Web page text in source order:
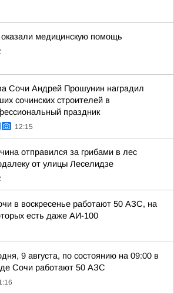
медицинскую помощь
Сочи Андрей Прошунин наградил
сочинских строителей в
праздник
12:15
отправился за грибами в лес
от улицы Леселидзе
в воскресенье работают 50 АЗС, на
есть даже АИ-100
9 августа, по состоянию на 09:00 в
Сочи работают 50 АЗС